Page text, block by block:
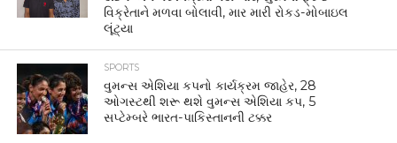
વિક્રેતાને મળવા બોલાવી, માર મારી રોકડ-મોબાઇલ
લૂંટ્યા
SPORTS
વુમન્સ એશિયા કપનો કાર્યક્રમ જાહેર, 28
ઓગસ્ટથી શરૂ થશે વુમન્સ એશિયા કપ, 5
સપ્ટેમ્બરે ભારત-પાકિસ્તાનની ટક્કર